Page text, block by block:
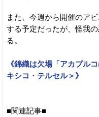
また、今週から開催のア
する予定だったが、怪我
る。
《錦織は欠場「アカプル
キシコ・テルセル＞》
■関連記事■